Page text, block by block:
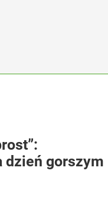
dzień gorszym